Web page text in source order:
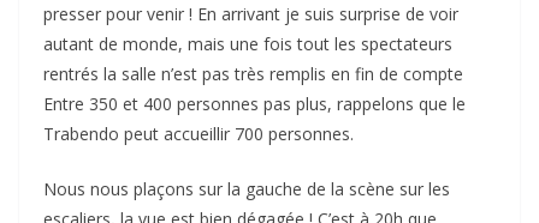
presser pour venir ! En arrivant je suis surprise de voir
autant de monde, mais une fois tout les spectateurs
rentrés la salle n’est pas très remplis en fin de compte
Entre 350 et 400 personnes pas plus, rappelons que le
Trabendo peut accueillir 700 personnes.
Nous nous plaçons sur la gauche de la scène sur les